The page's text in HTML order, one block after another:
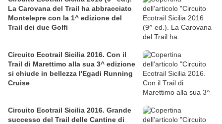
La Carovana del Trail ha abbracciato
Montelepre con la 1^ edizione del
Trail dei due Golfi
Circuito Ecotrail Sicilia 2016. Con il
Trail di Marettimo alla sua 3^ edizione
si chiude in bellezza l'Egadi Running
Cruise
Circuito Ecotrail Sicilia 2016. Grande
successo del Trail delle Cantine di